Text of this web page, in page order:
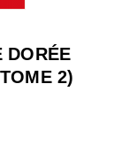
DORÉE
2)